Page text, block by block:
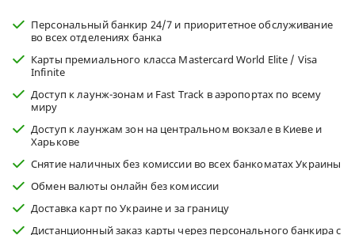
Персональный банкир 24/7 и приоритетное обслуживание
во всех отделениях банка
Карты премиального класса Masterсard World Elite / Visa
Infinite
Доступ к лаунж-зонам и Fast Track в аэропортах по всему
миру
Доступ к лаунжам зон на центральном вокзале в Киеве и
Харькове
Снятие наличных без комиссии во всех банкоматах Украины
Обмен валюты онлайн без комиссии
Доставка карт по Украине и за границу
Дистанционный заказ карты через персонального банкира с